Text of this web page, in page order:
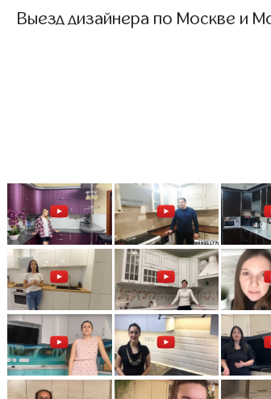
Выезд дизайнера по Москве и